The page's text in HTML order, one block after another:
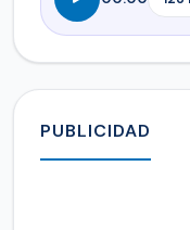
PUBLICIDAD